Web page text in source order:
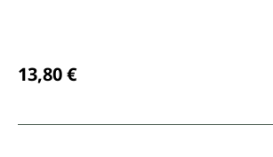
13,80 €